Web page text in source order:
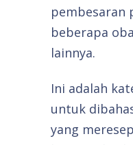
pembesaran
beberapa
lainnya.
Ini adalah
untuk
yang